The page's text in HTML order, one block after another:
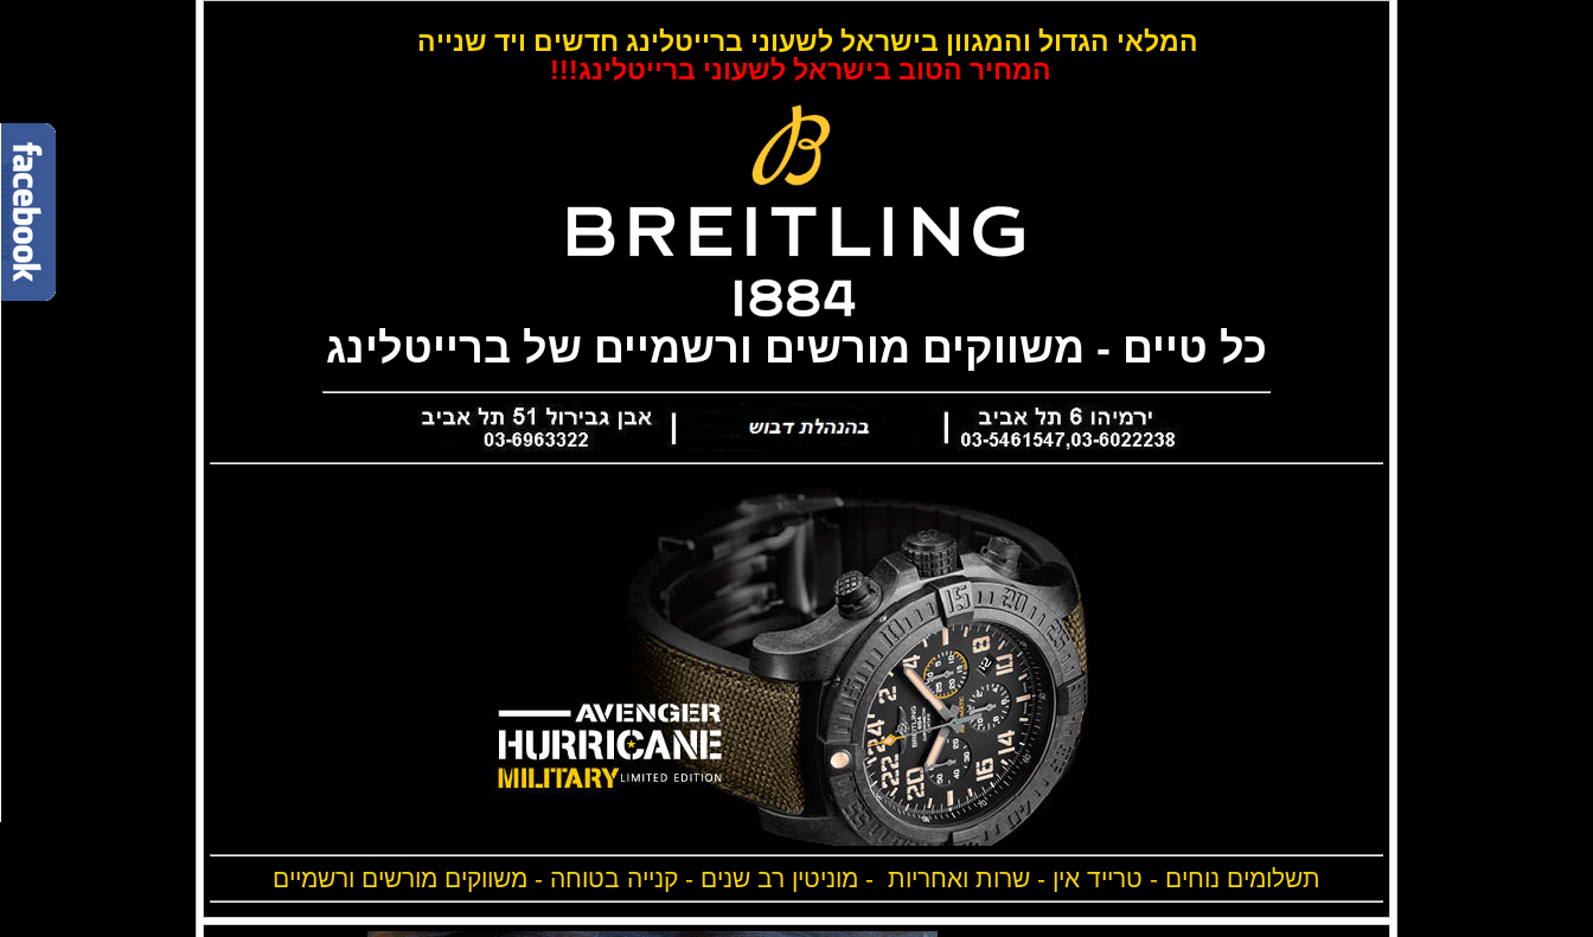
המלאי הגדול והמגוון בישראל לשעוני ברייטלינג חדשים ויד שנייה
המחיר הטוב בישראל לשעוני ברייטלינג!!!
כל טיים - משווקים מורשים ורשמיים של ברייטלינג
תשלומים נוחים - טרייד אין - שרות ואחריות - מוניטין רב שנים - קנייה בטוחה - משווקים מורשים ורשמיים